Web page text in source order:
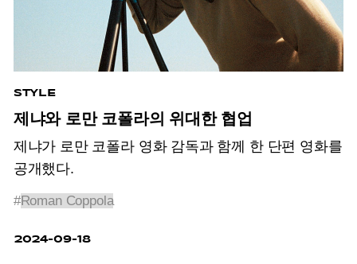
STYLE
제냐와 로만 코폴라의 위대한 협업
제냐가 로만 코폴라 영화 감독과 함께 한 단편 영화를
공개했다.
#Roman Coppola
2024-09-18